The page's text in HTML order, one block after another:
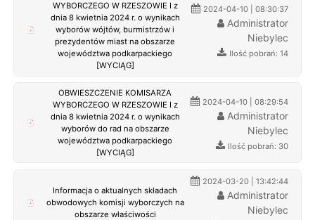
WYBORCZEGO W RZESZOWIE I z
dnia 8 kwietnia 2024 r. o wynikach
wyborów wójtów, burmistrzów i
prezydentów miast na obszarze
województwa podkarpackiego
[WYCIĄG]
2024-04-10 | 08:30:37
Administrator
Niebylec
Ilość pobrań: 14
OBWIESZCZENIE KOMISARZA
WYBORCZEGO W RZESZOWIE I z
dnia 8 kwietnia 2024 r. o wynikach
wyborów do rad na obszarze
województwa podkarpackiego
[WYCIĄG]
2024-04-10 | 08:29:54
Administrator
Niebylec
Ilość pobrań: 30
Informacja o aktualnych składach
obwodowych komisji wyborczych na
obszarze właściwości
2024-03-20 | 13:42:44
Administrator
Niebylec